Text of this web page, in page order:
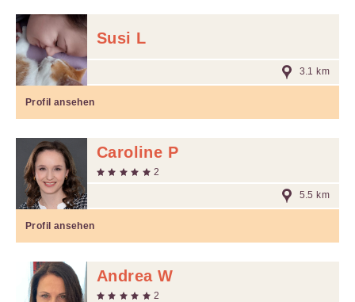
Susi L
3.1 km
Profil ansehen
Caroline P
2
5.5 km
Profil ansehen
Andrea W
2